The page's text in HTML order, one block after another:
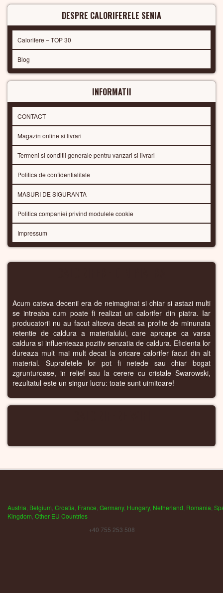
DESPRE CALORIFERELE SENIA
Calorifere – TOP 30
Blog
INFORMATII
CONTACT
Magazin online si livrari
Termeni si conditii generale pentru vanzari si livrari
Politica de confidentialitate
MASURI DE SIGURANTA
Politica companiei privind modulele cookie
Impressum
Acum cateva decenii era de neimaginat si chiar si astazi multi
se intreaba cum poate fi realizat un calorifer din piatra. Iar
producatorii nu au facut altceva decat sa profite de minunata
retentie de caldura a materialului, care aproape ca varsa
caldura si influenteaza pozitiv senzatia de caldura. Eficienta lor
dureaza mult mai mult decat la oricare calorifer facut din alt
material. Suprafetele lor pot fi netede sau chiar bogat
zgrunturoase, in relief sau la cerere cu cristale Swarowski,
rezultatul este un singur lucru: toate sunt uimitoare!
Austria Belgium Croatia France Germany, Hungary, Netherland Romania
Kingdom Other EU Countries
+40 755 253 508